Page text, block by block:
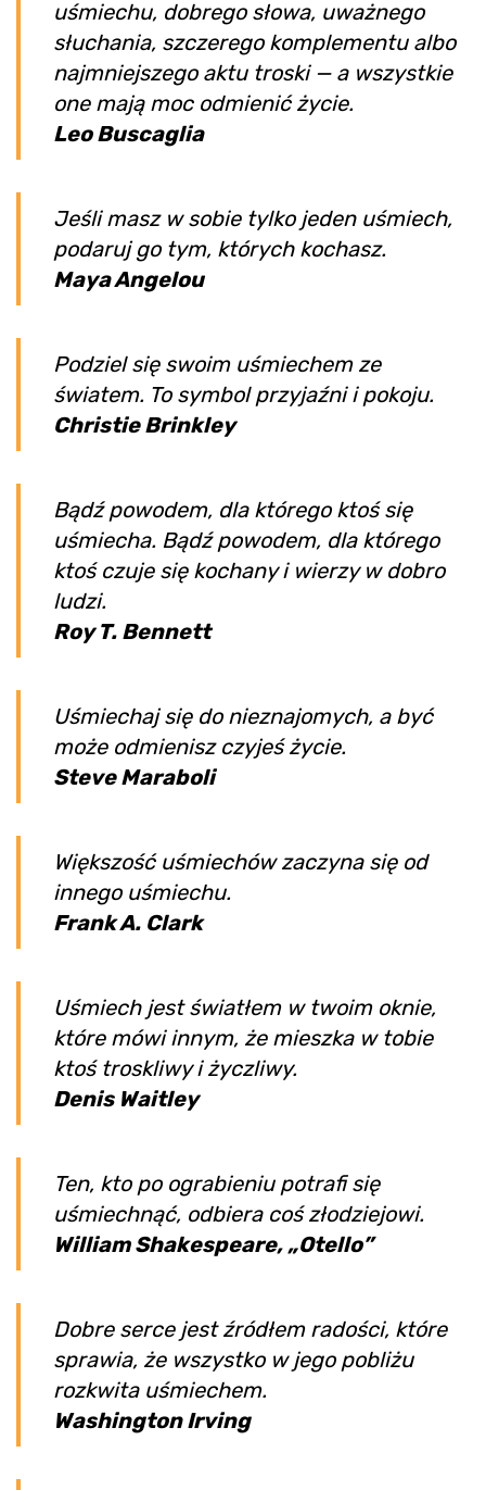
uśmiechu, dobrego słowa, uważnego
słuchania, szczerego komplementu albo
najmniejszego aktu troski — a wszystkie
one mają moc odmienić życie.
Leo Buscaglia
Jeśli masz w sobie tylko jeden uśmiech,
podaruj go tym, których kochasz.
Maya Angelou
Podziel się swoim uśmiechem ze
światem. To symbol przyjaźni i pokoju.
Christie Brinkley
Bądź powodem, dla którego ktoś się
uśmiecha. Bądź powodem, dla którego
ktoś czuje się kochany i wierzy w dobro
ludzi.
Roy T. Bennett
Uśmiechaj się do nieznajomych, a być
może odmienisz czyjeś życie.
Steve Maraboli
Większość uśmiechów zaczyna się od
innego uśmiechu.
Frank A. Clark
Uśmiech jest światłem w twoim oknie,
które mówi innym, że mieszka w tobie
ktoś troskliwy i życzliwy.
Denis Waitley
Ten, kto po ograbieniu potrafi się
uśmiechnąć, odbiera coś złodziejowi.
William Shakespeare, „Otello”
Dobre serce jest źródłem radości, które
sprawia, że wszystko w jego pobliżu
rozkwita uśmiechem.
Washington Irving